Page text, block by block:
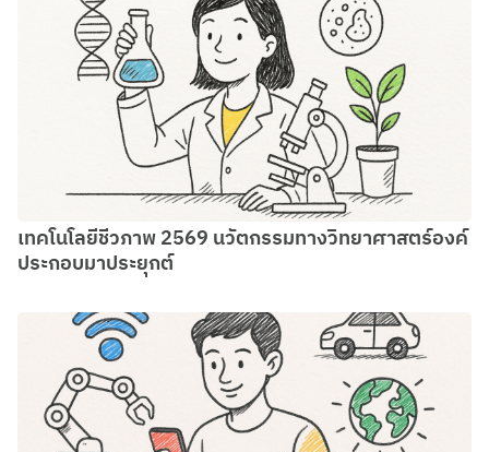
เทคโนโลยีชีวภาพ 2569 นวัตกรรมทางวิทยาศาสตร์องค์
ประกอบมาประยุกต์